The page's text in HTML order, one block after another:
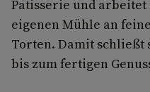
Patisserie und
eigenen Mühle an
Torten. Damit schließt
bis zum fertigen